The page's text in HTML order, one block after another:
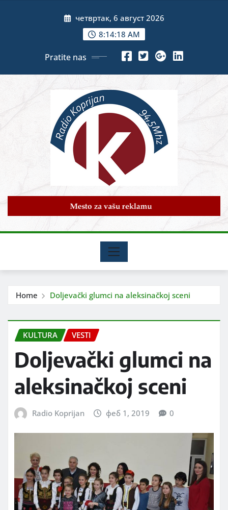
четвртак, 6 август 2026
8:14:20 AM
Pratite nas
Home Doljevački glumci na aleksinačkoj sceni
KULTURA VESTI
Doljevački glumci na
aleksinačkoj sceni
Radio Koprijan феб 1, 2019 0